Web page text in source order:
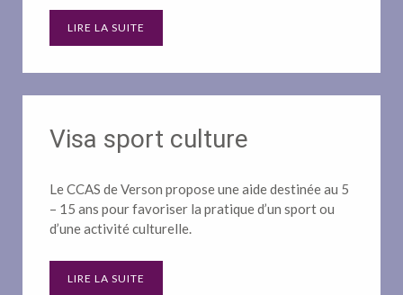
LIRE LA SUITE
Visa sport culture
Le CCAS de Verson propose une aide destinée au 5
– 15 ans pour favoriser la pratique d’un sport ou
d’une activité culturelle.
LIRE LA SUITE